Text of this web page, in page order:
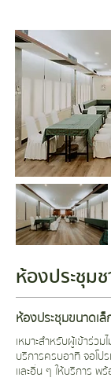
ห้องประชุมช
ห้องประชุมขนาดเ
เหมาะสำหรับผู้เข้าร่วม
บริการครบอาทิ จอโป
และอื่น ๆ ให้บริการ พ